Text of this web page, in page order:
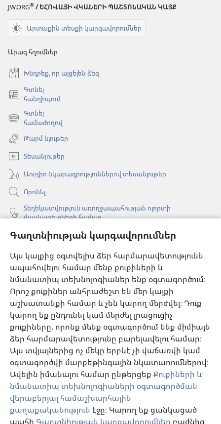
Գաղտնիության կարգավորումներ
Այս կայքից օգտվելիս ձեր հարմարավետությունն
ապահովելու համար մենք քուքիների և
նմանատիպ տեխնոլոգիաներ ենք օգտագործում։
Որոշ քուքիներ անհրաժեշտ են մեր կայքի
աշխատանքի համար և չեն կարող մերժվել։ Դուք
կարող եք ընդունել կամ մերժել լրացուցիչ
քուքիները, որոնք մենք օգտագործում ենք միմիայն
ձեր հարմարավետությունը բարելավելու համար։
Այս տվյալներից ոչ մեկը երբևէ չի վաճառվի կամ
օգտագործվի մարքեթինգային նկատառումներով։
Ավելին իմանալու համար ընթերցեք Քուքիների և
նմանատիպ տեխնոլոգիաների օգտագործման
վերաբերյալ համաշխարհային
քաղաքականություն էջը։ Կարող եք ցանկացած
պահի Գաղտնիության կարգավորումներ բաժնից
JW.ORG® / ԵՀՈՎԱՅԻ ՎԿԱՆԵՐԻ ՊԱՇՏՈՆԱԿԱՆ ԿԱՅՔ
Արտաքին տեսքի կարգավորումներ
Արագ հղումներ
Խնդրեք, որ այցելեն ձեզ
Գտնել
հանդիպում
(բացվում
նոր
պատուհան)
Գտնել
համաժողով
(բացվում
նոր
պատուհան)
Թարմ նյութեր
Տեսանյութեր
Աուդիո նկարագրություններով տեսանյութեր
Որոնել
Տեղեկատվություն առողջապահության ոլորտի
մասնագետների համար
Գլոբալ հաղորդակցություն
Օգնություն
Նվիրատվություններ
(բացվում
է
նոր
պատուհան)
Դիտարանի ՕՆԼԱՅՆ ԳՐԱԴԱՐԱՆ
(բացվում
է
նոր
պատուհան)
JW Hub
(բացվում
է
նոր
պատուհան)
JW Library® հավելված
Watchtower Library
Copyright © 2026 Watch Tower Bible and Tract Society of Pennsylvania.